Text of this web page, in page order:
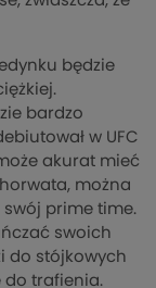
będzie
bardzo
w UFC
akurat mieć
można
prime time.
swoich
do stójkowych
do trafienia.